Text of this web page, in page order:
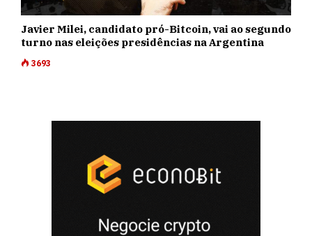
Javier Milei, candidato pró-Bitcoin, vai ao segundo
turno nas eleições presidências na Argentina
3693